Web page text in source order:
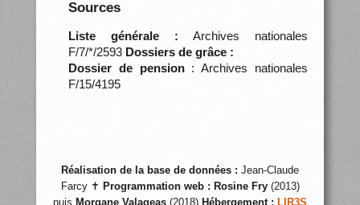
Sources
Liste générale : Archives nationales
F/7/*/2593 Dossiers de grâce :
Dossier de pension: Archives nationales
F/15/4195
Réalisation de la base de données : Jean-Claude
Farcy ✝ Programmation web : Rosine Fry(2013)
puis Morgane Valageas (2018) Hébergement : LIR3S